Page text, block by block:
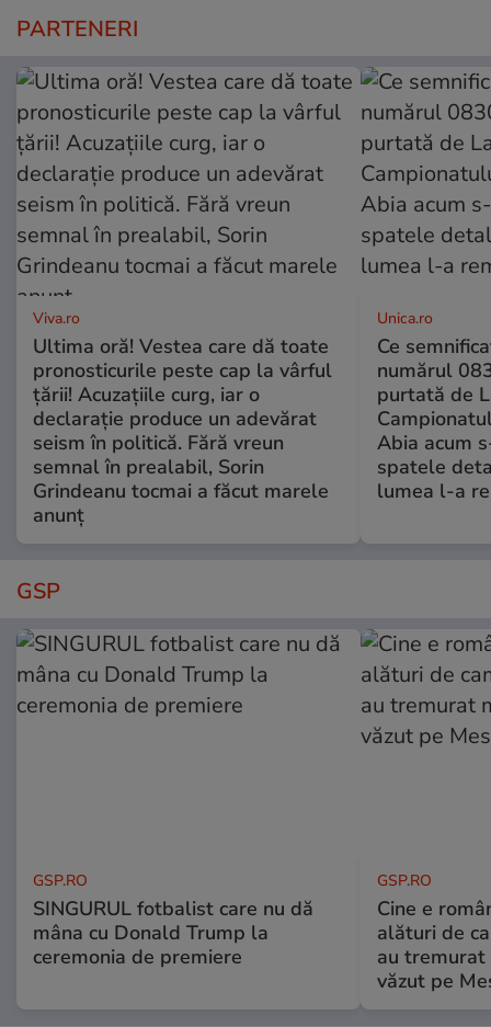
PARTENERI
Viva.ro
Ultima oră! Vestea care dă toate
pronosticurile peste cap la vârful
țării! Acuzațiile curg, iar o
declarație produce un adevărat
seism în politică. Fără vreun
semnal în prealabil, Sorin
Grindeanu tocmai a făcut marele
anunț
Unica.ro
Ce
numărul
purtată de
Abia acum
spatele
lumea l-a
GSP
GSP.RO
SINGURUL fotbalist care nu dă
mâna cu Donald Trump la
ceremonia de premiere
GSP.RO
Cine e
alături de
au
văzut pe